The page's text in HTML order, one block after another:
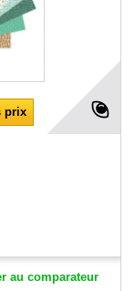
prix
au comparateur